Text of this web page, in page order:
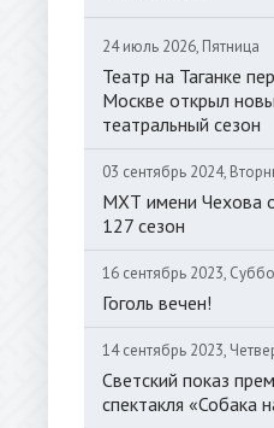
24 июль 2026, Пятница
Театр на Таганке
Москве открыл
театральный сезон
03 сентябрь 2024,
МХТ имени Чехова
127 сезон
16 сентябрь 2023,
Гоголь вечен!
14 сентябрь 2023,
Светский показ
спектакля «Собака